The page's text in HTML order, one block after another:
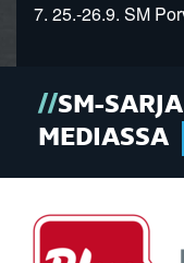
7. 25.-26.9. SM
SM-
MEDIASSA